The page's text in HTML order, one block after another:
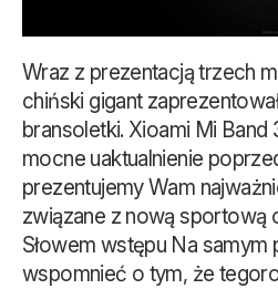
Wraz z prezentacją trzech
chiński gigant
bransoletki. Xioami Mi
mocne uaktualnienie
prezentujemy Wam
związane z nową sportową
Słowem wstępu Na
wspomnieć o tym, że